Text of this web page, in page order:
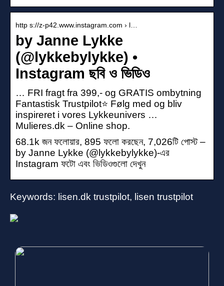
http s://z-p42.www.instagram.com › l…
by Janne Lykke
(@lykkebylykke) •
Instagram ছবি ও ভিডিও
… FRI fragt fra 399,- og GRATIS ombytning
Fantastisk Trustpilot⭐️ Følg med og bliv
inspireret i vores Lykkeunivers …
Mulieres.dk – Online shop.
68.1k জন ফলোয়ার, 895 ফলো করছেন, 7,026টি পোস্ট –
by Janne Lykke (@lykkebylykke)-এর
Instagram ফটো এবং ভিডিওগুলো দেখুন
Keywords: lisen.dk trustpilot, lisen trustpilot